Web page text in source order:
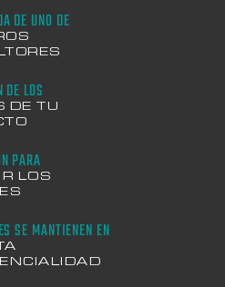
DE UNO DE
DE LOS
DE TU
PARA
LOS
SE MANTIENEN EN